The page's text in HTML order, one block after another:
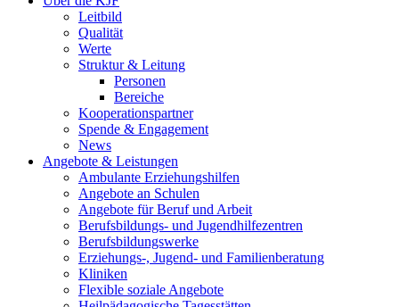
Leitbild
Qualität
Werte
Struktur & Leitung
Personen
Bereiche
Kooperationspartner
Spende & Engagement
News
Angebote & Leistungen
Ambulante Erziehungshilfen
Angebote an Schulen
Angebote für Beruf und Arbeit
Berufsbildungs- und Jugendhilfezentren
Berufsbildungswerke
Erziehungs-, Jugend- und Familienberatung
Kliniken
Flexible soziale Angebote